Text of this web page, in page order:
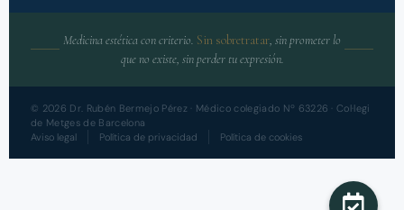
Medicina estética con criterio. Sin sobretratar, sin prometer lo
que no existe, sin perder tu expresión.
© 2026 Dr. Rubén Bermejo Pérez · Médico colegiado Nº 63226 · Col·legi
de Metges de Barcelona
Aviso legal
Política de privacidad Política de cookies